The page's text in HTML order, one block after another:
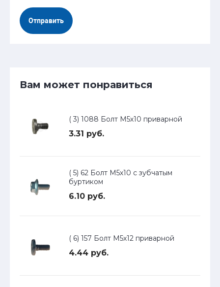
Отправить
Вам может понравиться
( 3) 1088 Болт М5х10 приварной
3.31 руб.
( 5) 62 Болт М5х10 с зубчатым
буртиком
6.10 руб.
( 6) 157 Болт М5х12 приварной
4.44 руб.